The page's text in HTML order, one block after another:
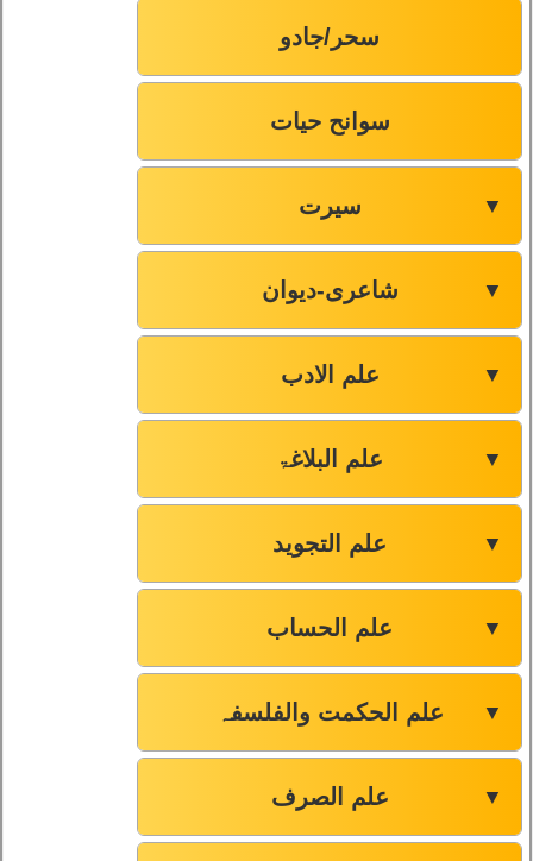
سحر/جادو
سوانح حیات
سیرت ▼
شاعری-دیوان ▼
علم الادب ▼
علم البلاغۃ ▼
علم التجوید ▼
علم الحساب ▼
علم الحکمت والفلسفہ ▼
علم الصرف ▼